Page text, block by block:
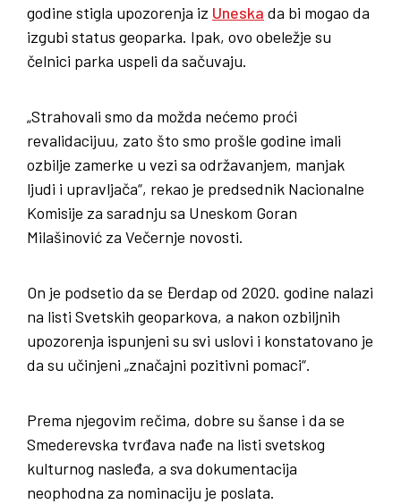
godine stigla upozorenja iz Uneska da bi mogao da
izgubi status geoparka. Ipak, ovo obeležje su
čelnici parka uspeli da sačuvaju.
„Strahovali smo da možda nećemo proći
revalidacijuu, zato što smo prošle godine imali
ozbilje zamerke u vezi sa održavanjem, manjak
ljudi i upravljača“, rekao je predsednik Nacionalne
Komisije za saradnju sa Uneskom Goran
Milašinović za Večernje novosti.
On je podsetio da se Đerdap od 2020. godine nalazi
na listi Svetskih geoparkova, a nakon ozbiljnih
upozorenja ispunjeni su svi uslovi i konstatovano je
da su učinjeni „značajni pozitivni pomaci“.
Prema njegovim rečima, dobre su šanse i da se
Smederevska tvrđava nađe na listi svetskog
kulturnog nasleđa, a sva dokumentacija
neophodna za nominaciju je poslata.